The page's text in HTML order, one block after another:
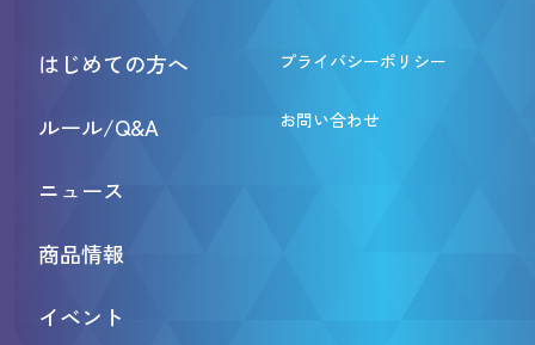
はじめての方へ
ルール/Q&A
ニュース
商品情報
イベント
プライバシーポリシー
お問い合わせ